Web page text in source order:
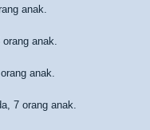
anak.
anak.
anak.
7 orang anak.